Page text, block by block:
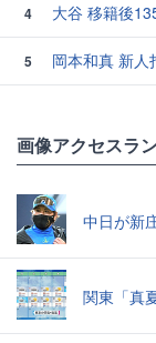
4 大谷 移籍後
5
岡本和真 新人
画像アクセスラ
中日が新
関東「真